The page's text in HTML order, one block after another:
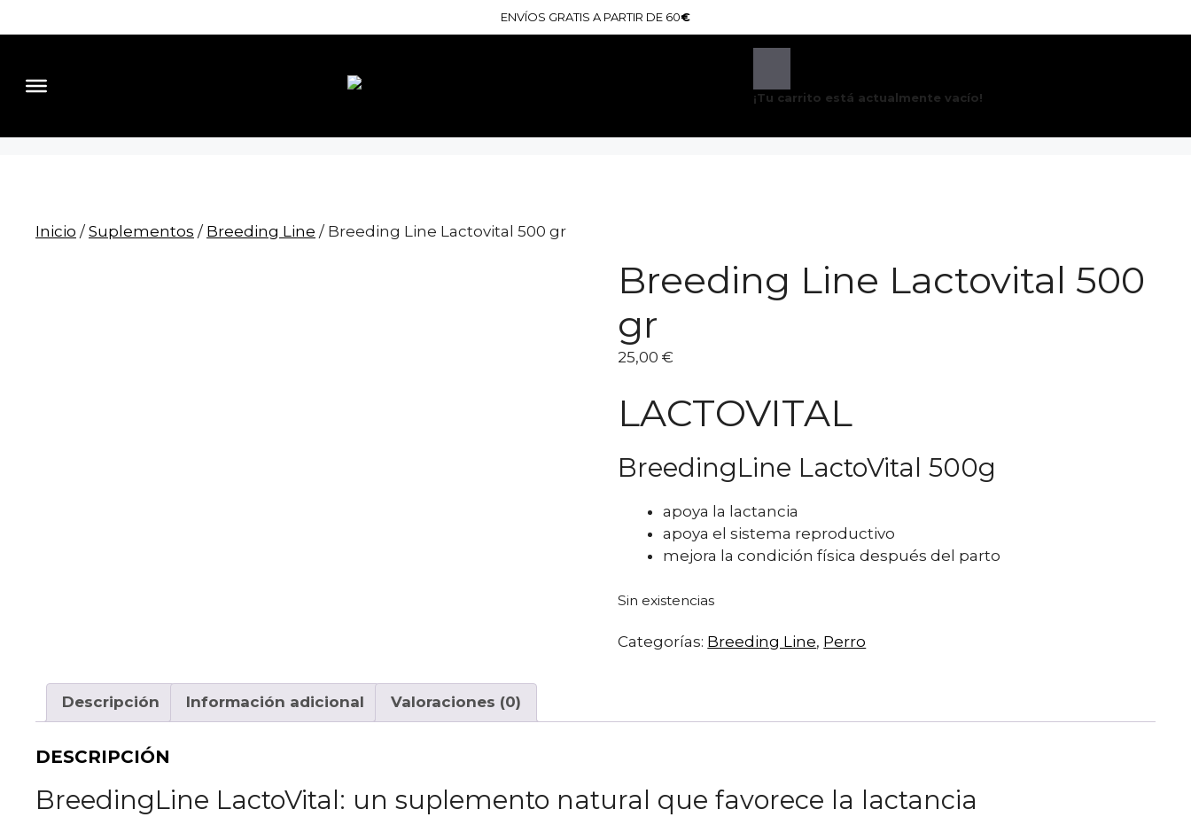
al
ENVÍOS GRATIS A PARTIR DE 60€
¡Tu carrito está actualmente vacío!
Inicio /Suplementos / Breeding Line / Breeding Line Lactovital 500 gr
Breeding Line Lactovital 500
gr
25,00€
LACTOVITAL
BreedingLine LactoVital 500g
apoya la lactancia
apoya el sistema reproductivo
mejora la condición física después del parto
Sin existencias
Categorías: Breeding Line, Perro
Descripción Información adicional Valoraciones (0)
DESCRIPCIÓN
BreedingLine LactoVital: un suplemento natural que favorece la lactancia